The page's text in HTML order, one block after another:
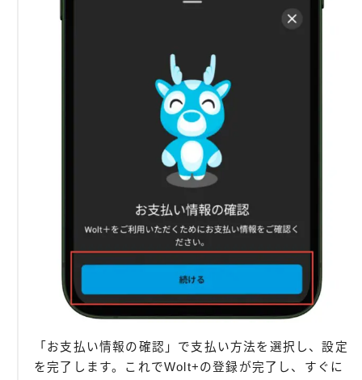
「お支払い情報の確認」で支払い方法を選択し、設定
を完了します。これでWolt+の登録が完了し、すぐに